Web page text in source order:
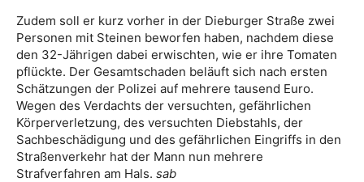
Zudem soll er kurz vorher in der Dieburger Straße zwei
Personen mit Steinen beworfen haben, nachdem diese
den 32-Jährigen dabei erwischten, wie er ihre Tomaten
pflückte. Der Gesamtschaden beläuft sich nach ersten
Schätzungen der Polizei auf mehrere tausend Euro.
Wegen des Verdachts der versuchten, gefährlichen
Körperverletzung, des versuchten Diebstahls, der
Sachbeschädigung und des gefährlichen Eingriffs in den
Straßenverkehr hat der Mann nun mehrere
Strafverfahren am Hals. sab